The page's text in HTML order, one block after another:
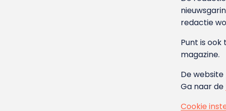
redactie
Punt is ook
magazine.
De website
Ga naar de
Cookie